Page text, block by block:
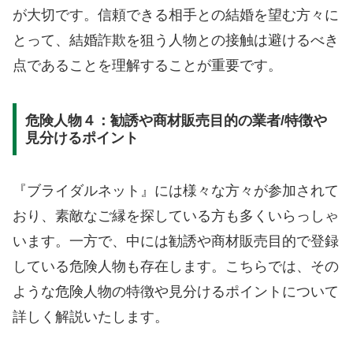
が大切です。信頼できる相手との結婚を望む方々に
とって、結婚詐欺を狙う人物との接触は避けるべき
点であることを理解することが重要です。
危険人物４：勧誘や商材販売目的の業者/特徴や
見分けるポイント
『ブライダルネット』には様々な方々が参加されて
おり、素敵なご縁を探している方も多くいらっしゃ
います。一方で、中には勧誘や商材販売目的で登録
している危険人物も存在します。こちらでは、その
ような危険人物の特徴や見分けるポイントについて
詳しく解説いたします。